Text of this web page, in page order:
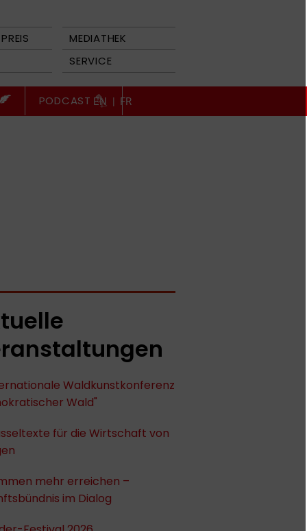
MEDIATHEK
SERVICE
PODCAST EN | FR
Waldkunstkonferenz
Wald"
für die Wirtschaft von
mehr erreichen –
im Dialog